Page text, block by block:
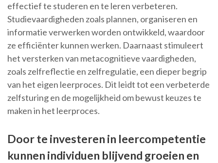
effectief te studeren en te leren verbeteren.
Studievaardigheden zoals plannen, organiseren en
informatie verwerken worden ontwikkeld, waardoor
ze efficiënter kunnen werken. Daarnaast stimuleert
het versterken van metacognitieve vaardigheden,
zoals zelfreflectie en zelfregulatie, een dieper begrip
van het eigen leerproces. Dit leidt tot een verbeterde
zelfsturing en de mogelijkheid om bewust keuzes te
maken in het leerproces.
Door te investeren in leercompetentie
kunnen individuen blijvend groeien en